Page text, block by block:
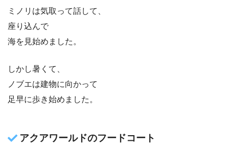
ミノリは気取って話して、
座り込んで
海を見始めました。
しかし暑くて、
ノブエは建物に向かって
足早に歩き始めました。
アクアワールドのフードコート